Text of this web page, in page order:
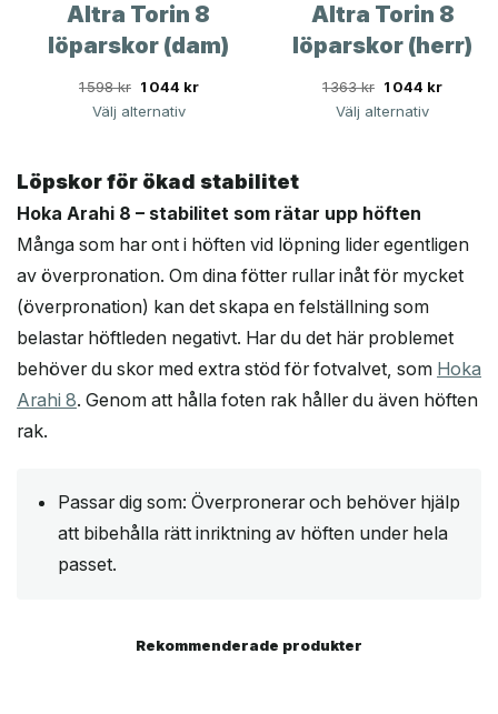
Altra Torin 8
löparskor (dam)
1 598kr Det
ursprungliga
1
598 kr.
1 044 krDet
1
044 kr.
Välj alternativ
Altra Torin 8
löparskor (herr)
1 363kr Det
ursprungliga
363 kr.
1 044 krDet
Välj alternativ
Löpskor för ökad stabilitet
Hoka Arahi 8 – stabilitet som rätar upp höften
Många som har ont i höften vid löpning lider egentligen
av överpronation. Om dina fötter rullar inåt för mycket
(överpronation) kan det skapa en felställning som
belastar höftleden negativt. Har du det här problemet
behöver du skor med extra stöd för fotvalvet, som Hoka
Arahi 8. Genom att hålla foten rak håller du även höften
rak.
Passar dig som: Överpronerar och behöver hjälp
att bibehålla rätt inriktning av höften under hela
passet.
Rekommenderade produkter